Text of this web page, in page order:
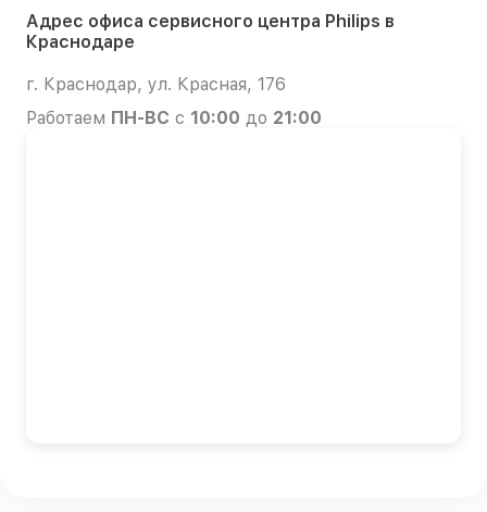
Адрес офиса сервисного центра Philips в
Краснодаре
г. Краснодар, ул. Красная, 176
Работаем ПН-ВС с 10:00 до 21:00